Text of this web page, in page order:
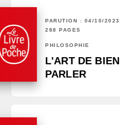
PARUTION : 04/10/2023
288 PAGES
PHILOSOPHIE
L'ART DE BIEN
PARLER